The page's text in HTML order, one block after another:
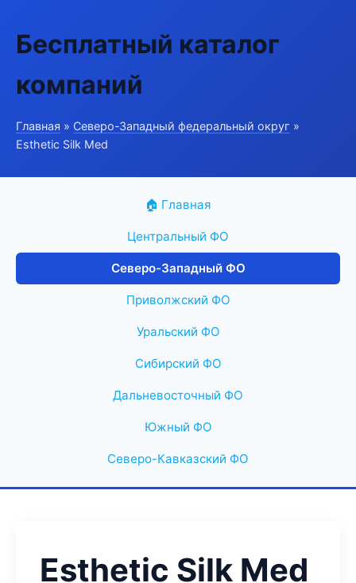
Бесплатный каталог
компаний
Главная » Северо-Западный федеральный округ »
Esthetic Silk Med
🏠 Главная
Центральный ФО
Северо-Западный ФО
Приволжский ФО
Уральский ФО
Сибирский ФО
Дальневосточный ФО
Южный ФО
Северо-Кавказский ФО
Esthetic Silk Med